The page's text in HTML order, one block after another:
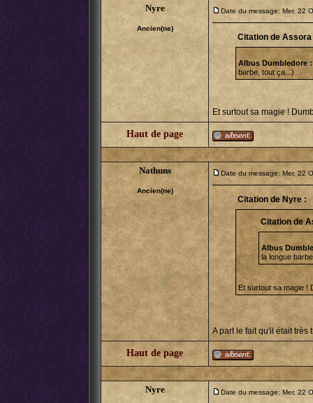
Nyre
Ancien(ne)
Date du message: Mer. 22
Citation de Assora
Albus Dumbledore :
barbe, tout ça...)
Et surtout sa magie !
Haut de page
Nathuns
Ancien(ne)
Date du message: Mer. 22
Citation de Nyre :
Citation de
Albus
la longue
Et surtout sa magie !
A part le fait qu'il était
Haut de page
Nyre Date du message: Mer. 22